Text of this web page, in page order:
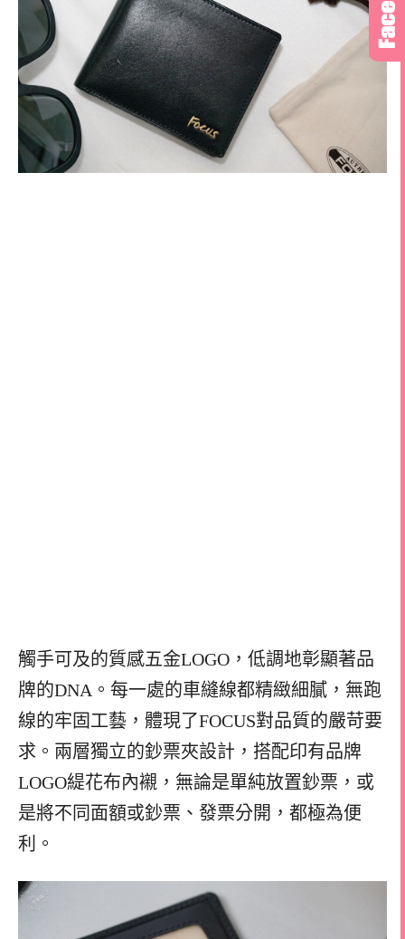
觸手可及的質感五金LOGO，低調地彰顯著品
牌的DNA。每一處的車縫線都精緻細膩，無跑
線的牢固工藝，體現了FOCUS對品質的嚴苛要
求。兩層獨立的鈔票夾設計，搭配印有品牌
LOGO緹花布內襯，無論是單純放置鈔票，或
是將不同面額或鈔票、發票分開，都極為便
利。